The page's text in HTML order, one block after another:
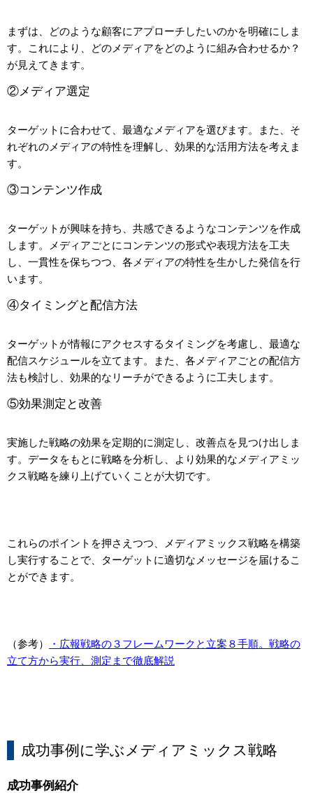
まずは、どのような顧客にアプローチしたいのかを明確にしま
す。これにより、どのメディアをどのように組み合わせるか？
が見えてきます。
②メディア選定
ターゲットに合わせて、最適なメディアを選びます。また、そ
れぞれのメディアの特性を理解し、効果的な活用方法を考えま
す。
③コンテンツ作成
ターゲットが興味を持ち、共感できるようなコンテンツを作成
します。メディアごとにコンテンツの形式や表現方法を工夫
し、一貫性を保ちつつ、各メディアの特性を生かした発信を行
います。
④タイミングと配信方法
ターゲットが情報にアクセスするタイミングを考慮し、最適な
配信スケジュールを立てます。また、各メディアごとの配信方
法も検討し、効果的なリーチができるように工夫します。
⑤効果測定と改善
実施した戦略の効果を定期的に測定し、改善点を見つけ出しま
す。データをもとに戦略を分析し、より効果的なメディアミッ
クス戦略を練り上げていくことが大切です。
これらのポイントを押さえつつ、メディアミックス戦略を構築
し実行することで、ターゲットに適切なメッセージを届けるこ
とができます。
（参考）
・広報戦略の３フレームワークと立案８手順。戦略の
立て方から実行、測定まで徹底解説
成功事例に学ぶメディアミックス戦略
成功事例紹介